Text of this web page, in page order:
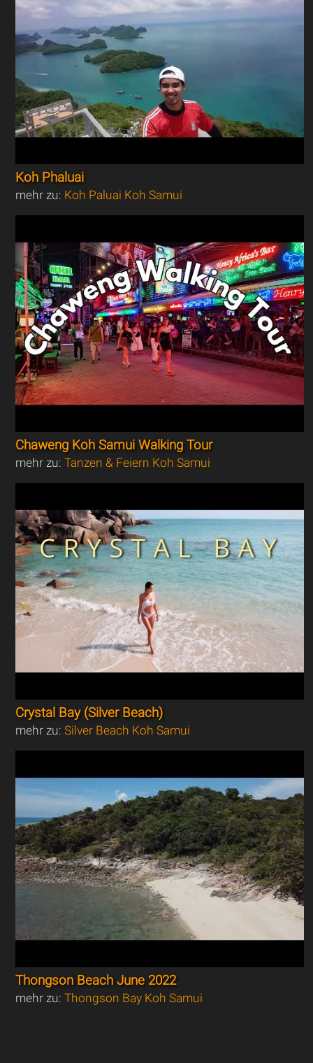
Koh Phaluai
mehr zu: Koh Paluai Koh Samui
Chaweng Koh Samui Walking Tour
mehr zu:Tanzen & Feiern Koh Samui
Crystal Bay (Silver Beach)
mehr zu:Silver Beach Koh Samui
Thongson Beach June 2022
mehr zu:Thongson Bay Koh Samui